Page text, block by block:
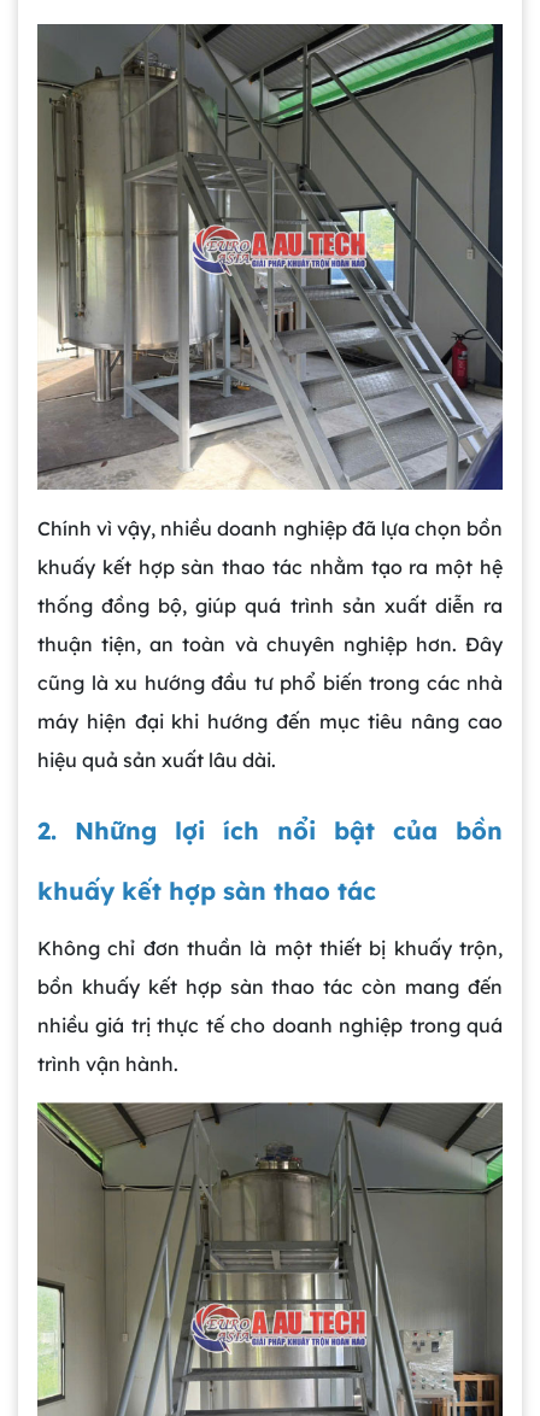
Chính vì vậy, nhiều doanh nghiệp đã lựa chọn bồn
khuấy kết hợp sàn thao tác nhằm tạo ra một hệ
thống đồng bộ, giúp quá trình sản xuất diễn ra
thuận tiện, an toàn và chuyên nghiệp hơn. Đây
cũng là xu hướng đầu tư phổ biến trong các nhà
máy hiện đại khi hướng đến mục tiêu nâng cao
hiệu quả sản xuất lâu dài.
2. Những lợi ích nổi bật của bồn
khuấy kết hợp sàn thao tác
Không chỉ đơn thuần là một thiết bị khuấy trộn,
bồn khuấy kết hợp sàn thao tác còn mang đến
nhiều giá trị thực tế cho doanh nghiệp trong quá
trình vận hành.